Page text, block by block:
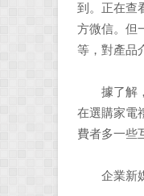
到。正在查
方微信。但
等，對產品
據了解，
在選購家電
費者多一些
企業新媒